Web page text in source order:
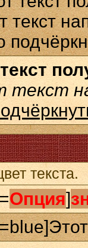
текст
текста.
Опция]